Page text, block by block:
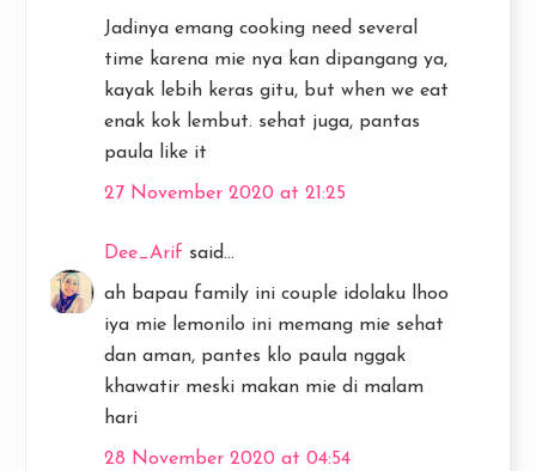
Jadinya emang cooking need several
time karena mie nya kan dipangang ya,
kayak lebih keras gitu, but when we eat
enak kok lembut. sehat juga, pantas
paula like it
27 November 2020 at 21:25
Dee_Arif said...
ah bapau family ini couple idolaku lhoo
iya mie lemonilo ini memang mie sehat
dan aman, pantes klo paula nggak
khawatir meski makan mie di malam
hari
28 November 2020 at 04:54